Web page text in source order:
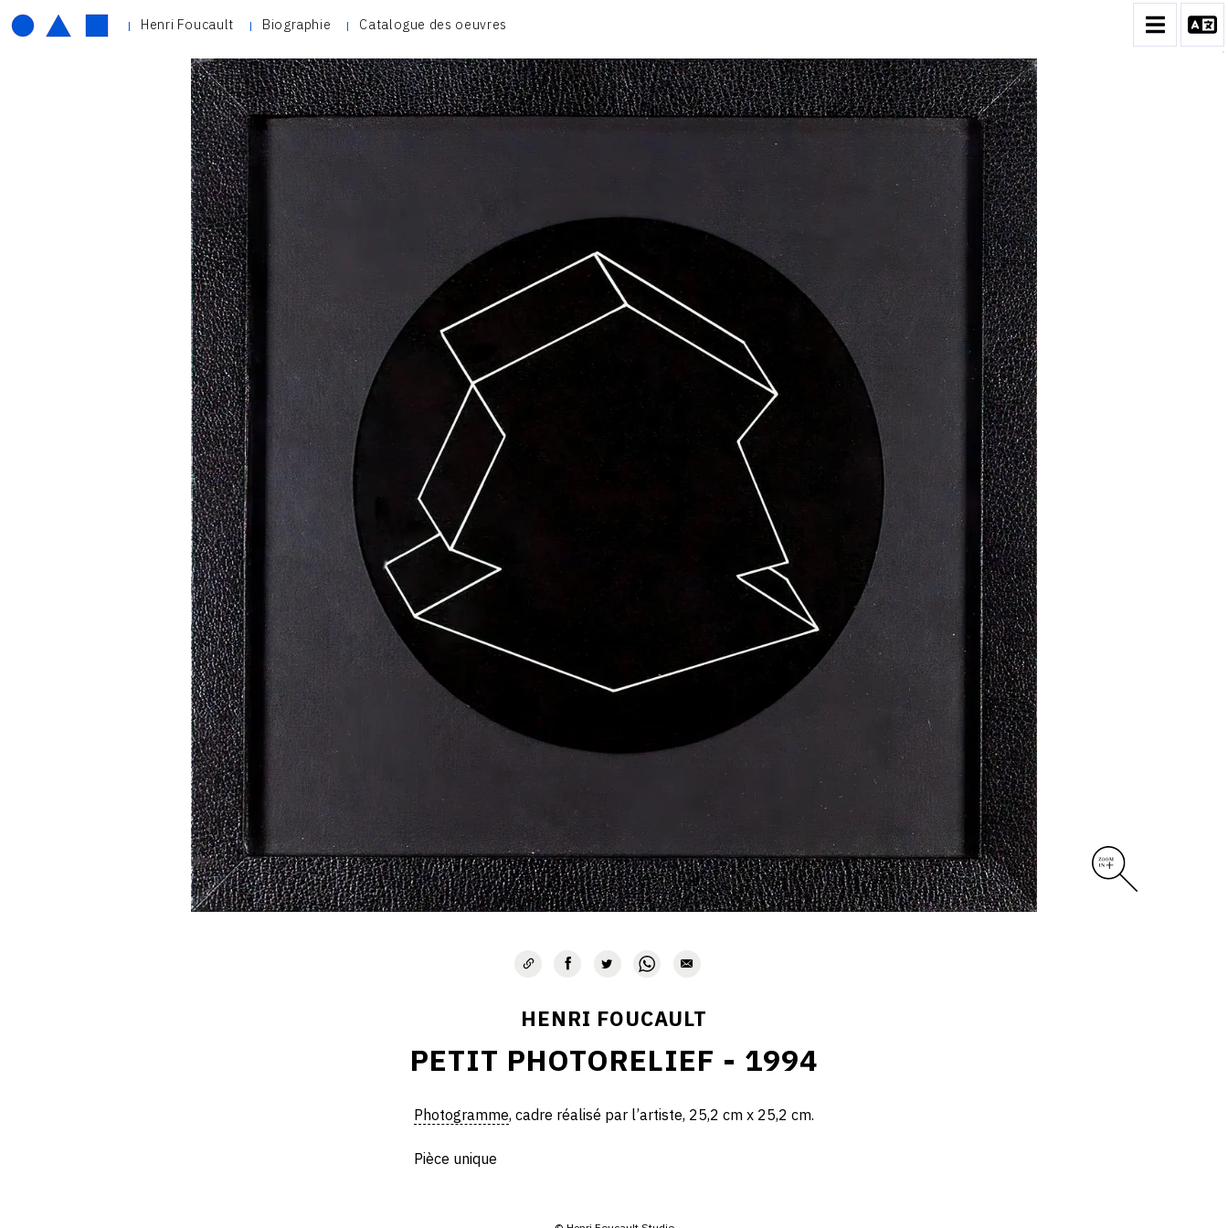
Henri Foucault Biographie Catalogue des oeuvres
04_DESSINS
05_MONOTYPE
06_ARCHIVES
HENRI FOUCAULT
PETIT PHOTORELIEF - 1994
Photogramme, cadre réalisé par l’artiste, 25,2 cm x 25,2 cm.
Pièce unique